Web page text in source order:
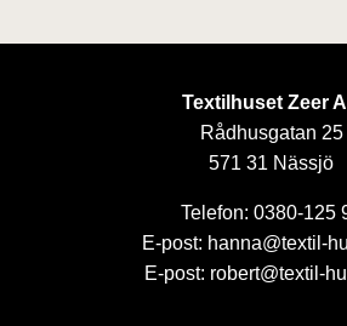
Textilhuset Zeer
Rådhusgatan 25
571 31 Nässjö
Telefon: 0380-125
E-post: hanna@textil-
E-post: robert@textil-